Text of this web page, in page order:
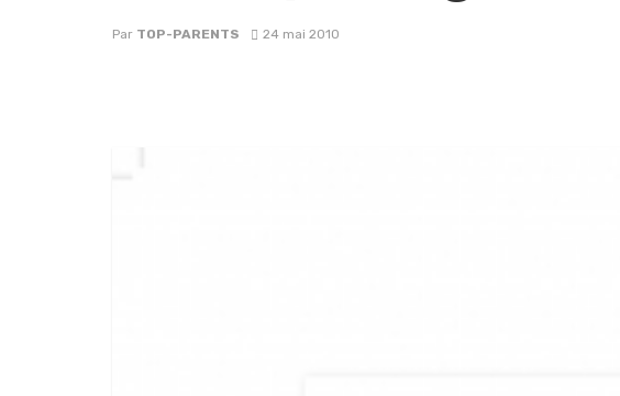
Par TOP-PARENTS 24 mai 2010